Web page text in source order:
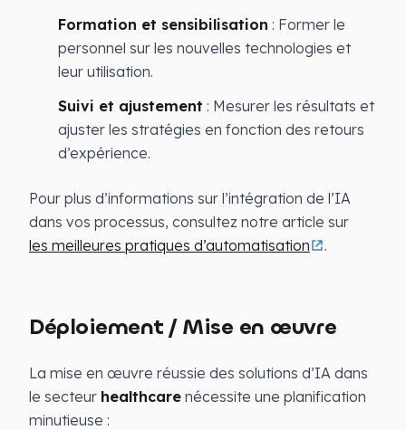
Formation et sensibilisation : Former le
personnel sur les nouvelles technologies et
leur utilisation.
Suivi et ajustement : Mesurer les résultats et
ajuster les stratégies en fonction des retours
d’expérience.
Pour plus d’informations sur l’intégration de l’IA
dans vos processus, consultez notre article sur
les meilleures pratiques d’automatisation
.
Déploiement / Mise en œuvre
La mise en œuvre réussie des solutions d’IA dans
le secteur healthcare nécessite une planification
minutieuse :